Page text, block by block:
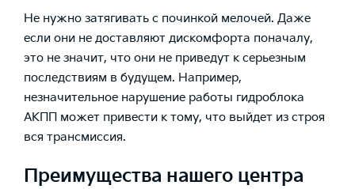
Не нужно затягивать с починкой мелочей. Даже
если они не доставляют дискомфорта поначалу,
это не значит, что они не приведут к серьезным
последствиям в будущем. Например,
незначительное нарушение работы гидроблока
АКПП может привести к тому, что выйдет из строя
вся трансмиссия.
Преимущества нашего центра